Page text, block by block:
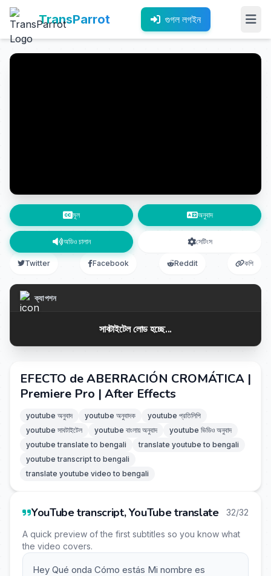
TransParrot গুগল লগইন
মূল অনুবাদ
অডিও চালান সেটিংস
Twitter Facebook Reddit কপি
ক্যাপশন
সাবটাইটেল লোড হচ্ছে...
EFECTO de ABERRACIÓN CROMÁTICA |
Premiere Pro | After Effects
youtube অনুবাদ youtube অনুবাদক
youtube প্রতিলিপি
youtube সাবটাইটেল
youtube বাংলায় অনুবাদ
youtube ভিডিও অনুবাদ
youtube translate to bengali
translate youtube to bengali
youtube transcript to bengali
translate youtube video to bengali
YouTube transcript, YouTube translate 32/32
A quick preview of the first subtitles so you know what
the video covers.
Hey Qué onda Cómo estás Mi nombre es